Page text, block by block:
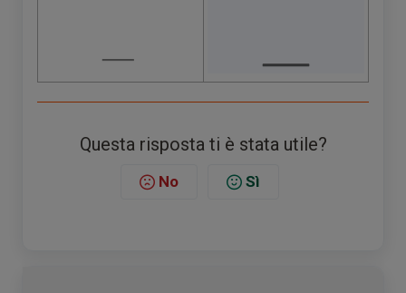
Questa risposta ti è stata utile?
No Sì